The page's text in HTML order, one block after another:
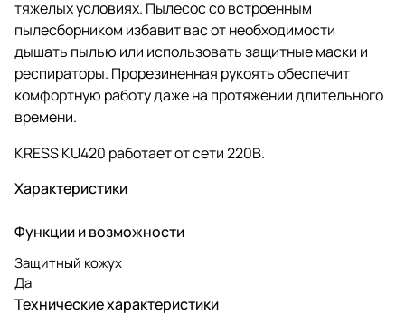
тяжелых условиях. Пылесос со встроенным
пылесборником избавит вас от необходимости
дышать пылью или использовать защитные маски и
респираторы. Прорезиненная рукоять обеспечит
комфортную работу даже на протяжении длительного
времени.
KRESS KU420 работает от сети 220В.
Характеристики
Функции и возможности
Защитный кожух
Да
Технические характеристики